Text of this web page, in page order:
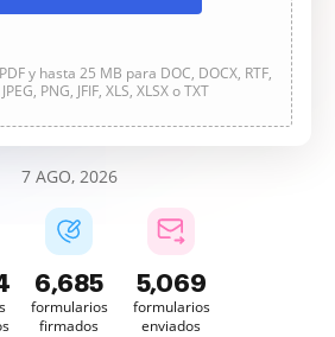
y hasta 25 MB para DOC, DOCX, RTF,
PNG, JFIF, XLS, XLSX o TXT
7 AGO, 2026
6,685
formularios
firmados
5,069
formularios
enviados